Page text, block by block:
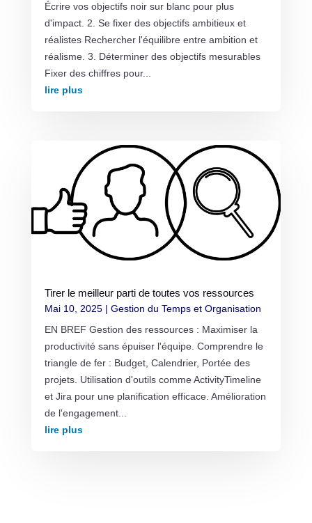
Écrire vos objectifs noir sur blanc pour plus
d'impact. 2. Se fixer des objectifs ambitieux et
réalistes Rechercher l'équilibre entre ambition et
réalisme. 3. Déterminer des objectifs mesurables
Fixer des chiffres pour...
lire plus
Tirer le meilleur parti de toutes vos ressources
Mai 10, 2025| Gestion du Temps et Organisation
EN BREF Gestion des ressources : Maximiser la
productivité sans épuiser l'équipe. Comprendre le
triangle de fer : Budget, Calendrier, Portée des
projets. Utilisation d'outils comme ActivityTimeline
et Jira pour une planification efficace. Amélioration
de l'engagement...
lire plus